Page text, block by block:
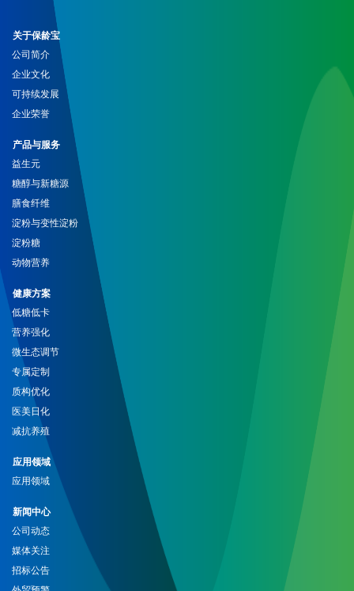
关于保龄宝
公司简介
企业文化
可持续发展
企业荣誉
产品与服务
益生元
糖醇与新糖源
膳食纤维
淀粉与变性淀粉
淀粉糖
动物营养
健康方案
低糖低卡
营养强化
微生态调节
专属定制
质构优化
医美日化
减抗养殖
应用领域
应用领域
新闻中心
公司动态
媒体关注
招标公告